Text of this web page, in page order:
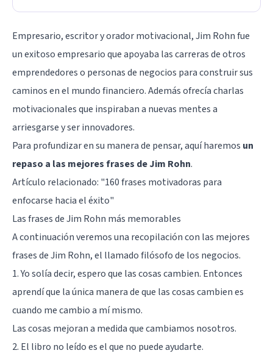
Empresario, escritor y orador motivacional, Jim Rohn fue
un exitoso empresario que apoyaba las carreras de otros
emprendedores o personas de negocios para construir sus
caminos en el mundo financiero. Además ofrecía charlas
motivacionales que inspiraban a nuevas mentes a
arriesgarse y ser innovadores.
Para profundizar en su manera de pensar, aquí haremos un
repaso a las mejores frases de Jim Rohn.
Artículo relacionado: "160 frases motivadoras para
enfocarse hacia el éxito"
Las frases de Jim Rohn más memorables
A continuación veremos una recopilación con las mejores
frases de Jim Rohn, el llamado filósofo de los negocios.
1. Yo solía decir, espero que las cosas cambien. Entonces
aprendí que la única manera de que las cosas cambien es
cuando me cambio a mí mismo.
Las cosas mejoran a medida que cambiamos nosotros.
2. El libro no leído es el que no puede ayudarte.